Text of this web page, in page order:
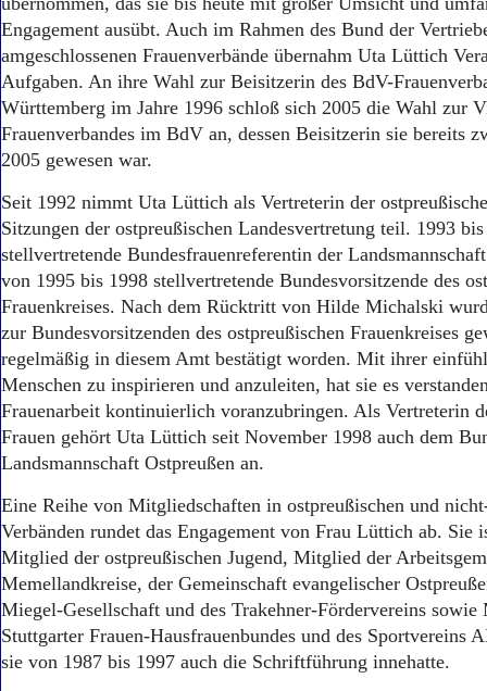
Engagement ausübt. Auch im Rahmen des Bund der
amgeschlossenen Frauenverbände übernahm Uta Lüttich
Aufgaben. An ihre Wahl zur Beisitzerin des BdV-
Württemberg im Jahre 1996 schloß sich 2005 die Wahl zur
Frauenverbandes im BdV an, dessen Beisitzerin sie bereits
2005 gewesen war.
Seit 1992 nimmt Uta Lüttich als Vertreterin der
Sitzungen der ostpreußischen Landesvertretung teil. 1993
stellvertretende Bundesfrauenreferentin der
von 1995 bis 1998 stellvertretende Bundesvorsitzende des
Frauenkreises. Nach dem Rücktritt von Hilde Michalski
zur Bundesvorsitzenden des ostpreußischen Frauenkreises
regelmäßig in diesem Amt bestätigt worden. Mit ihrer
Menschen zu inspirieren und anzuleiten, hat sie es
Frauenarbeit kontinuierlich voranzubringen. Als Vertreterin
Frauen gehört Uta Lüttich seit November 1998 auch dem
Landsmannschaft Ostpreußen an.
Eine Reihe von Mitgliedschaften in ostpreußischen und
Verbänden rundet das Engagement von Frau Lüttich ab. Sie
Mitglied der ostpreußischen Jugend, Mitglied der
Memellandkreise, der Gemeinschaft evangelischer
Miegel-Gesellschaft und des Trakehner-Fördervereins sowie
Stuttgarter Frauen-Hausfrauenbundes und des Sportvereins
sie von 1987 bis 1997 auch die Schriftführung innehatte.